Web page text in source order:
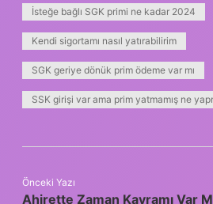
İsteğe bağlı SGK primi ne kadar 2024
Kendi sigortamı nasıl yatırabilirim
SGK geriye dönük prim ödeme var mı
SSK girişi var ama prim yatmamış ne
Önceki Yazı
Ahirette Zaman Kavramı Var